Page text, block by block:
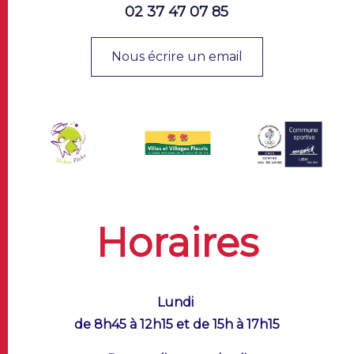
02 37 47 07 85
Nous écrire un email
Horaires
Lundi
de 8h45 à 12h15 et de 15h à 17h15